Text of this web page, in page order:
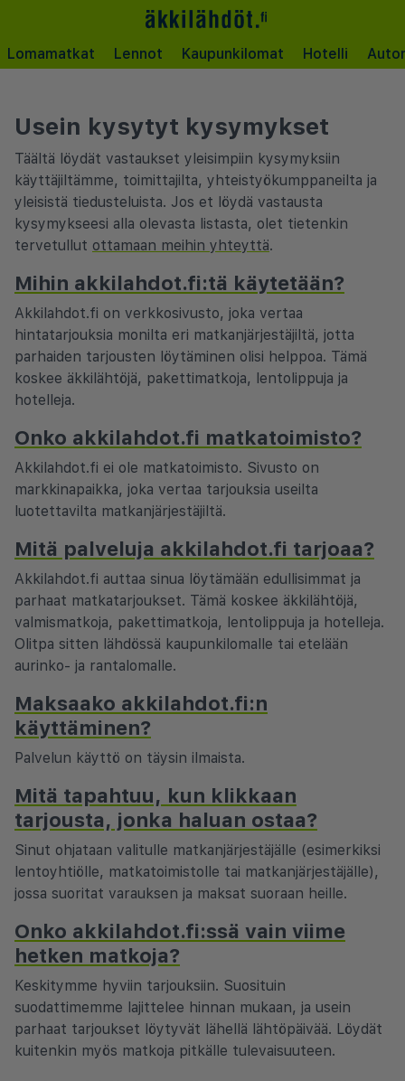
Lomamatkat Lennot Kaupunkilomat Hotelli
Usein kysytyt kysymykset
Täältä löydät vastaukset yleisimpiin kysymyksiin
käyttäjiltämme, toimittajilta, yhteistyökumppaneilta ja
yleisistä tiedusteluista. Jos et löydä vastausta
kysymykseesi alla olevasta listasta, olet tietenkin
tervetullut ottamaan meihin yhteyttä.
Mihin akkilahdot.fi:tä käytetään?
Akkilahdot.fi on verkkosivusto, joka vertaa
hintatarjouksia monilta eri matkanjärjestäjiltä, jotta
parhaiden tarjousten löytäminen olisi helppoa. Tämä
koskee äkkilähtöjä, pakettimatkoja, lentolippuja ja
hotelleja.
Onko akkilahdot.fi matkatoimisto?
Akkilahdot.fi ei ole matkatoimisto. Sivusto on
markkinapaikka, joka vertaa tarjouksia useilta
luotettavilta matkanjärjestäjiltä.
Mitä palveluja akkilahdot.fi tarjoaa?
Akkilahdot.fi auttaa sinua löytämään edullisimmat ja
parhaat matkatarjoukset. Tämä koskee äkkilähtöjä,
valmismatkoja, pakettimatkoja, lentolippuja ja hotelleja.
Olitpa sitten lähdössä kaupunkilomalle tai etelään
aurinko- ja rantalomalle.
Maksaako akkilahdot.fi:n
käyttäminen?
Palvelun käyttö on täysin ilmaista.
Mitä tapahtuu, kun klikkaan
tarjousta, jonka haluan ostaa?
Sinut ohjataan valitulle matkanjärjestäjälle (esimerkiksi
lentoyhtiölle, matkatoimistolle tai matkanjärjestäjälle),
jossa suoritat varauksen ja maksat suoraan heille.
Onko akkilahdot.fi:ssä vain viime
hetken matkoja?
Keskitymme hyviin tarjouksiin. Suosituin
suodattimemme lajittelee hinnan mukaan, ja usein
parhaat tarjoukset löytyvät lähellä lähtöpäivää. Löydät
kuitenkin myös matkoja pitkälle tulevaisuuteen.